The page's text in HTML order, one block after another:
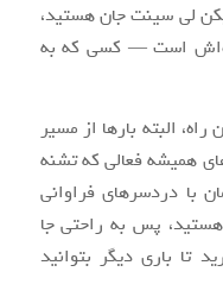
لی سینت جان هستید،
است — کسی که به
البته بارها از مسیر
همیشه فعالی که تشنه
با دردسرهای فراوانی
پس به راحتی جا
تا باری دیگر بتوانید